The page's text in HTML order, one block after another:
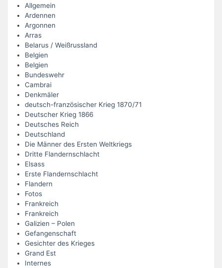
Allgemein
Ardennen
Argonnen
Arras
Belarus / Weißrussland
Belgien
Belgien
Bundeswehr
Cambrai
Denkmäler
deutsch-französischer Krieg 1870/71
Deutscher Krieg 1866
Deutsches Reich
Deutschland
Die Männer des Ersten Weltkriegs
Dritte Flandernschlacht
Elsass
Erste Flandernschlacht
Flandern
Fotos
Frankreich
Frankreich
Galizien – Polen
Gefangenschaft
Gesichter des Krieges
Grand Est
Internes